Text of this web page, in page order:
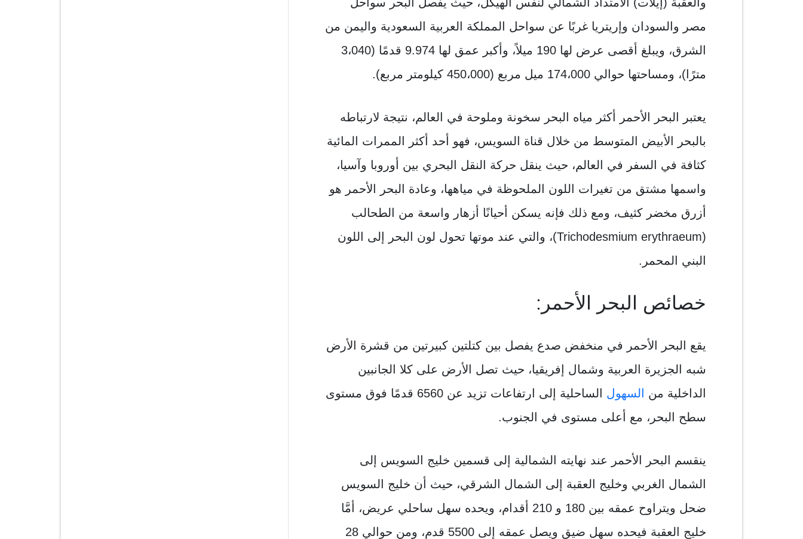
مصر والسودان وإريتريا غربًا عن سواحل المملكة العربية السعودية واليمن من
الشرق، ويبلغ أقصى عرض لها 190 ميلاً، وأكبر عمق لها 9.974 قدمًا (3،040
مترًا)، ومساحتها حوالي 174،000 ميل مربع (450،000 كيلومتر مربع).
يعتبر البحر الأحمر أكثر مياه البحر سخونة وملوحة في العالم، نتيجة لارتباطه
بالبحر الأبيض المتوسط ​​من خلال قناة السويس، فهو أحد أكثر الممرات المائية
كثافة في السفر في العالم، حيث ينقل حركة النقل البحري بين أوروبا وآسيا،
واسمها مشتق من تغيرات اللون الملحوظة في مياهها، وعادة البحر الأحمر هو
أزرق مخضر كثيف، ومع ذلك فإنه يسكن أحيانًا أزهار واسعة من الطحالب
(Trichodesmium erythraeum)، والتي عند موتها تحول لون البحر إلى اللون
البني المحمر.
خصائص البحر الأحمر:
يقع البحر الأحمر في منخفض صدع يفصل بين كتلتين كبيرتين من قشرة الأرض
شبه الجزيرة العربية وشمال إفريقيا، حيث تصل الأرض على كلا الجانبين
الداخلية من
السهول
الساحلية إلى ارتفاعات تزيد عن 6560 قدمًا فوق مستوى
سطح البحر، مع أعلى مستوى في الجنوب.
ينقسم البحر الأحمر عند نهايته الشمالية إلى قسمين خليج السويس إلى
الشمال الغربي وخليج العقبة إلى الشمال الشرقي، حيث أن خليج السويس
ضحل ويتراوح عمقه بين 180 و 210 أقدام، ويحده سهل ساحلي عريض، أمَّا
خليج العقبة فيحده سهل ضيق ويصل عمقه إلى 5500 قدم، ومن حوالي 28